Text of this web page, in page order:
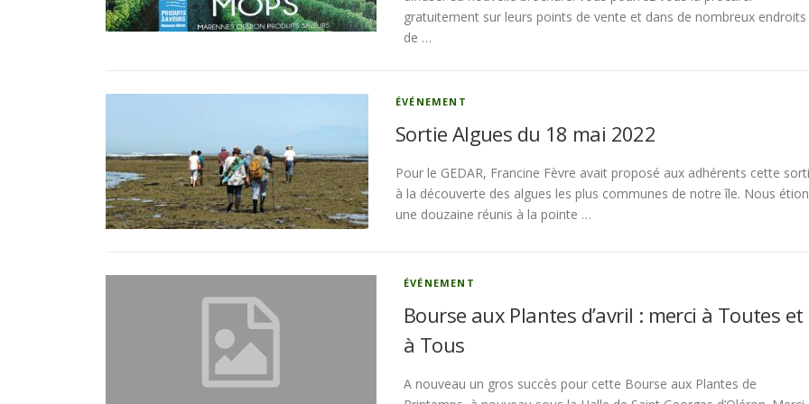
gratuitement sur leurs points de vente et dans de nombreux endroits
de …
ÉVÉNEMENT
Sortie Algues du 18 mai 2022
Pour le GEDAR, Francine Fèvre avait proposé aux adhérents cette
à la découverte des algues les plus communes de notre île. Nous
une douzaine réunis à la pointe …
ÉVÉNEMENT
Bourse aux Plantes d’avril : merci à Toutes et
à Tous
A nouveau un gros succès pour cette Bourse aux Plantes de